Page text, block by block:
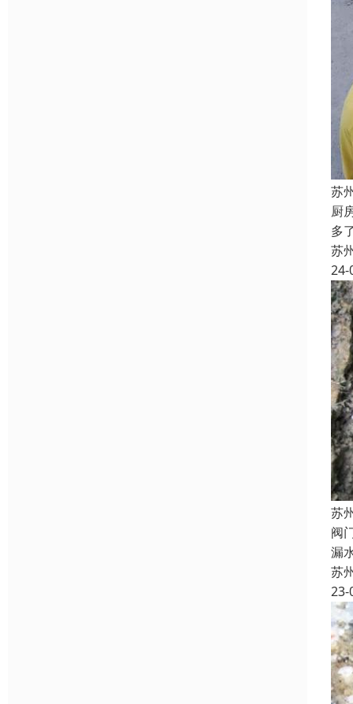
苏
厨
多
苏
24-
苏
阀
漏
苏
23-